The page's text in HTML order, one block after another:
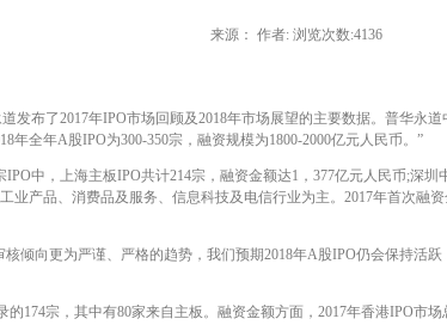
来源： 作者: 浏览次数:4136
布了2017年IPO市场回顾及2018年市场展望的主要数据。普华永
年全年A股IPO为300-350宗，融资规模为1800-2000亿元人民币。”
中，上海主板IPO共计214宗，融资金额达1，377亿元人民币;深圳
业产品、消费品及服务、信息科技及电信行业为主。2017年首次融
向更为严谨、严格的趋势，我们预期2018年A股IPO仍会保持活跃
宗，其中有80家来自主板。融资金额方面，2017年香港IPO市场